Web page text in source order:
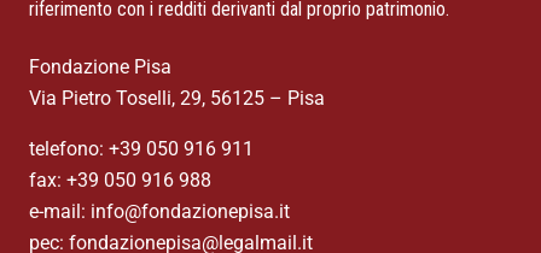
riferimento con i redditi derivanti dal proprio patrimonio.
Fondazione Pisa
Via Pietro Toselli, 29, 56125 – Pisa
telefono: +39 050 916 911
fax: +39 050 916 988
e-mail: info@fondazionepisa.it
pec: fondazionepisa@legalmail.it